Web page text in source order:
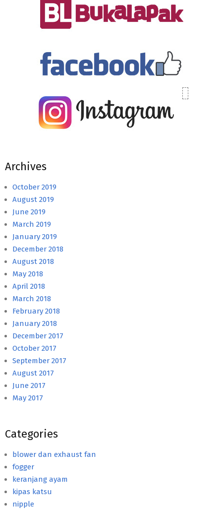
Archives
October 2019
August 2019
June 2019
March 2019
January 2019
December 2018
August 2018
May 2018
April 2018
March 2018
February 2018
January 2018
December 2017
October 2017
September 2017
August 2017
June 2017
May 2017
Categories
blower dan exhaust fan
fogger
keranjang ayam
kipas katsu
nipple